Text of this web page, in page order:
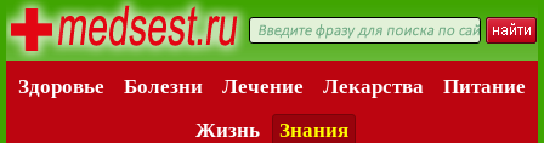
Здоровье Болезни Лечение Лекарства
Питание
Жизнь
Знания